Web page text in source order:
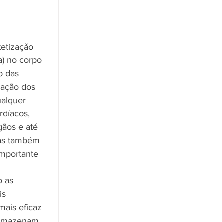
no corpo
das
dos
e até
também
as
eficaz